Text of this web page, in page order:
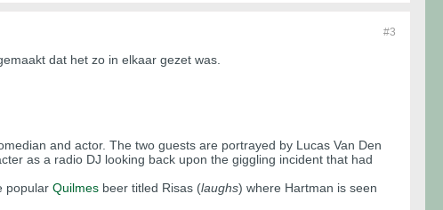
#3
dat het zo in elkaar gezet was.
and actor. The two guests are portrayed by Lucas Van Den
as a radio DJ looking back upon the giggling incident that had
popular Quilmes beer titled Risas (laughs) where Hartman is seen